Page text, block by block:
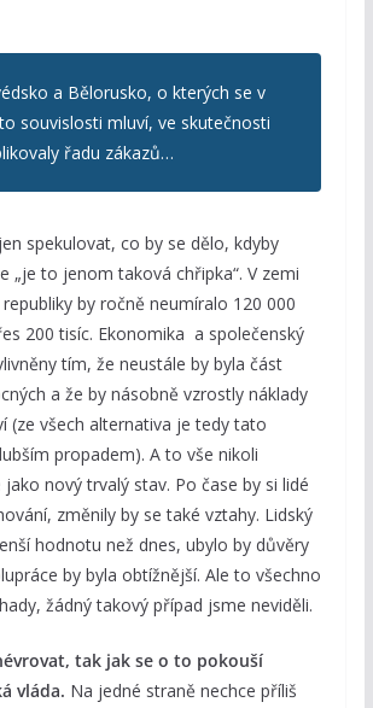
a Bělorusko, o kterých se v
souvislosti mluví, ve skutečnosti
řadu zákazů…
spekulovat, co by se dělo, kdyby
„je to jenom taková chřipka“. V zemi
by ročně neumíralo 120 000
200 tisíc. Ekonomika a společenský
tím, že neustále by byla část
a že by násobně vzrostly náklady
(ze všech alternativa je tedy tato
propadem). A to vše nikoli
nový trvalý stav. Po čase by si lidé
změnily by se také vztahy. Lidský
hodnotu než dnes, ubylo by důvěry
by byla obtížnější. Ale to všechno
žádný takový případ jsme neviděli.
tak jak se o to pokouší
vláda. Na jedné straně nechce příliš